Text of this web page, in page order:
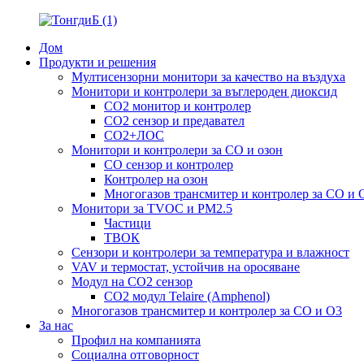
Дом
Продукти и решения
Мултисензорни монитори за качество на въздуха
Монитори и контролери за въглероден диоксид
CO2 монитор и контролер
CO2 сензор и предавател
CO2+ЛОС
Монитори и контролери за CO и озон
CO сензор и контролер
Контролер на озон
Многогазов трансмитер и контролер за CO и
Монитори за TVOC и PM2.5
Частици
ТВОК
Сензори и контролери за температура и влажност
VAV и термостат, устойчив на оросяване
Модул на CO2 сензор
CO2 модул Telaire (Amphenol)
Многогазов трансмитер и контролер за CO и O3
За нас
Профил на компанията
Социална отговорност